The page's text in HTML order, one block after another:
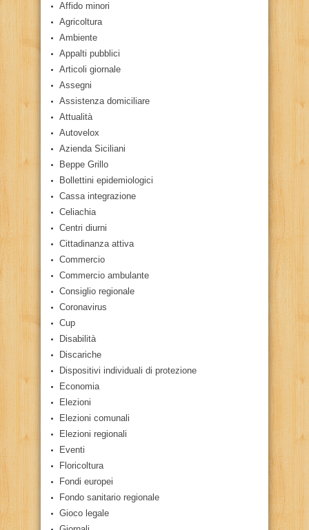
Affido minori
Agricoltura
Ambiente
Appalti pubblici
Articoli giornale
Assegni
Assistenza domiciliare
Attualità
Autovelox
Azienda Siciliani
Beppe Grillo
Bollettini epidemiologici
Cassa integrazione
Celiachia
Centri diurni
Cittadinanza attiva
Commercio
Commercio ambulante
Consiglio regionale
Coronavirus
Cup
Disabilità
Discariche
Dispositivi individuali di protezione
Economia
Elezioni
Elezioni comunali
Elezioni regionali
Eventi
Floricoltura
Fondi europei
Fondo sanitario regionale
Gioco legale